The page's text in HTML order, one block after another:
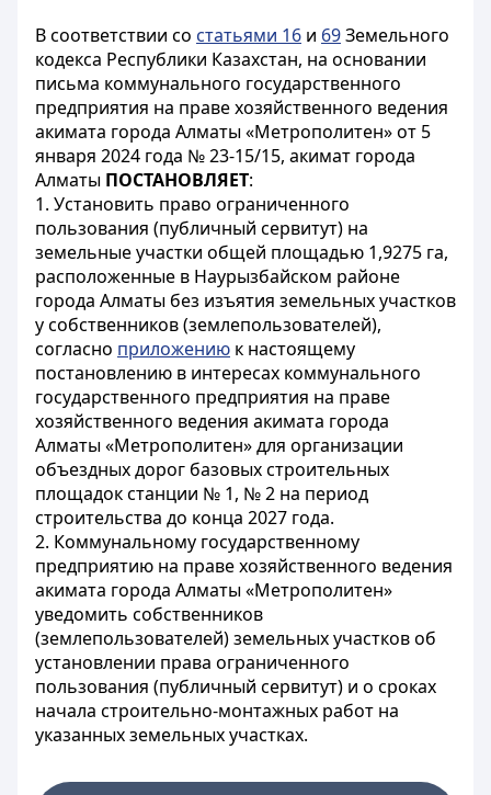
В соответствии со статьями 16 и 69Земельного
кодекса Республики Казахстан, на основании
письма коммунального государственного
предприятия на праве хозяйственного ведения
акимата города Алматы «Метрополитен» от 5
января 2024 года № 23-15/15, акимат города
Алматы ПОСТАНОВЛЯЕТ:
1. Установить право ограниченного
пользования (публичный сервитут) на
земельные участки общей площадью 1,9275 га,
расположенные в Наурызбайском районе
города Алматы без изъятия земельных участков
у собственников (землепользователей),
согласно приложению к настоящему
постановлению в интересах коммунального
государственного предприятия на праве
хозяйственного ведения акимата города
Алматы «Метрополитен» для организации
объездных дорог базовых строительных
площадок станции № 1, № 2 на период
строительства до конца 2027 года.
2. Коммунальному государственному
предприятию на праве хозяйственного ведения
акимата города Алматы «Метрополитен»
уведомить собственников
(землепользователей) земельных участков об
установлении права ограниченного
пользования (публичный сервитут) и о сроках
начала строительно-монтажных работ на
указанных земельных участках.